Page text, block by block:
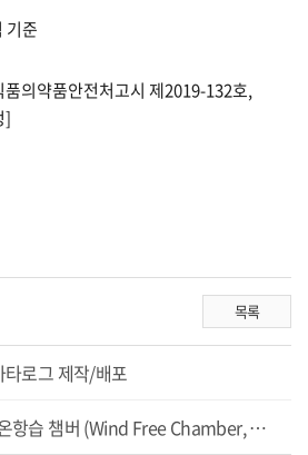
기준
의약품안전처고시 제2019-132호,
]
목록
타로그 제작/배포
무풍 항온항습 챔버 (Wind Free Chamber, WTHWF Series) 고찰